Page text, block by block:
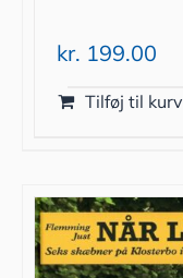
kr. 199.00
Tilføj til kurv